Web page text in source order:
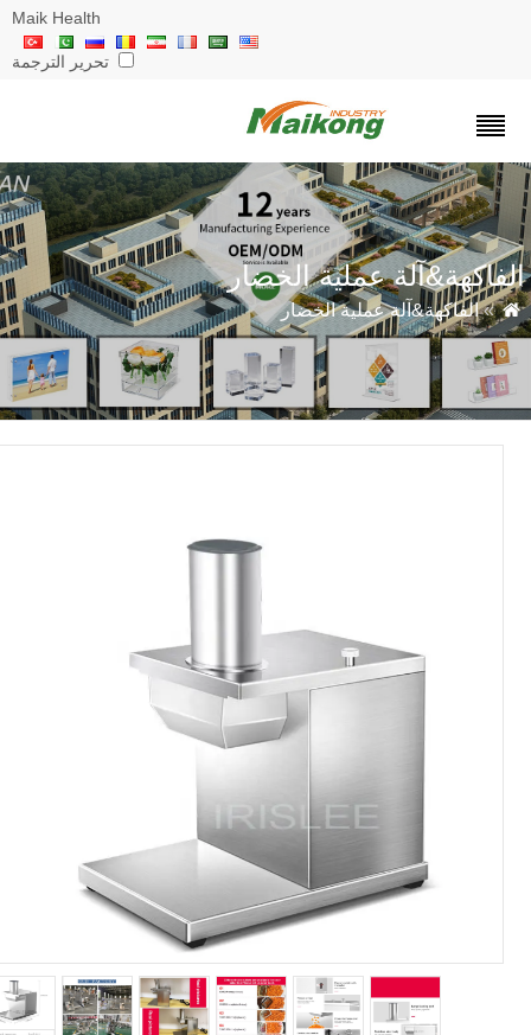
Maik Health
تحرير الترجمة
عملية الخضار
»الفاكهة&آلة عملية الخضار